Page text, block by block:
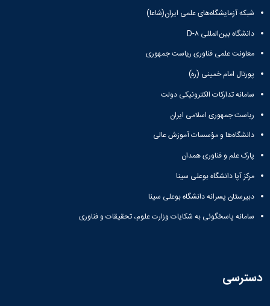
شبکه آزمایشگاه‌های علمی ایران(شاعا)
دانشگاه بین‌المللی D-۸
معاونت علمی فناوری ریاست جمهوری
پورتال امام خمینی (ره)
سامانه تدارکات الکترونیکی دولت
ریاست جمهوری اسلامی ایران
دانشگاه‌ها و مؤسسات آموزش عالی
پارک علم و فناوری همدان
مرکز آپا دانشگاه بوعلی سینا
دبیرستان پسرانه دانشگاه بوعلی سینا
سامانه پاسخگوئی به شکایات وزارت علوم، تحقیقات و فناوری
دسترسی